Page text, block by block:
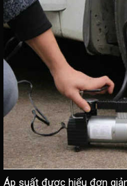
Áp suất được hiểu đơn